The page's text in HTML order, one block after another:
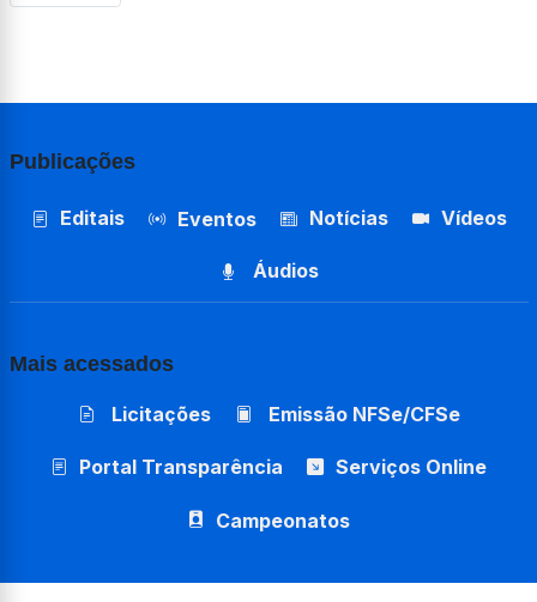
Publicações
Editais Eventos Notícias Vídeos
Áudios
Mais acessados
Licitações Emissão NFSe/CFSe
Portal Transparência Serviços Online
Campeonatos